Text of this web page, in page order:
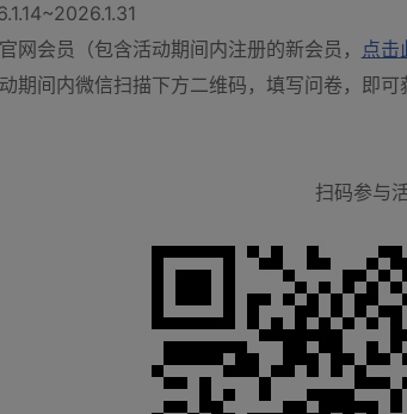
网会员（包含活动期间内注册的新会员，
点击
期间内微信扫描下方二维码，填写问卷，即可
扫码参与